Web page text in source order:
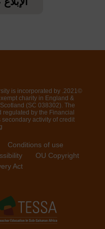
is incorporated by
charity in England &
(SC 038302). The
by the Financial
activity of credit
Conditions of use
OU Copyright
Act